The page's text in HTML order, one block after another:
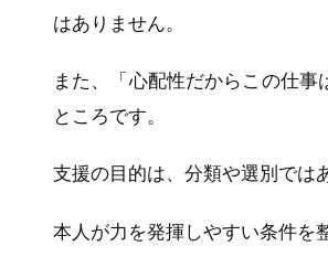
はありません。
また、「心配性だからこの仕
ところです。
支援の目的は、分類や選別では
本人が力を発揮しやすい条件を